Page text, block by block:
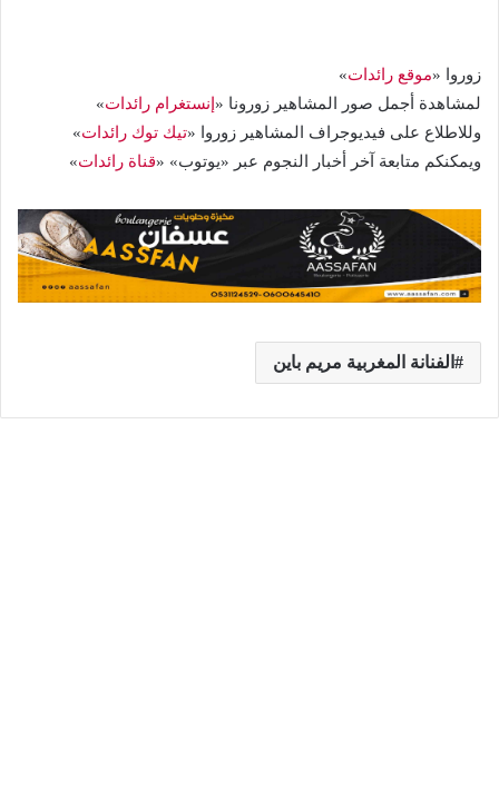
زوروا «موقع رائدات»
لمشاهدة أجمل صور المشاهير زورونا « إنستغرام رائدات»
وللاطلاع على فيديوجراف المشاهير زوروا «تيك توك رائدات»
ويمكنكم متابعة آخر أخبار النجوم عبر «يوتوب» «قناة رائدات»
الفنانة المغربية مريم باين